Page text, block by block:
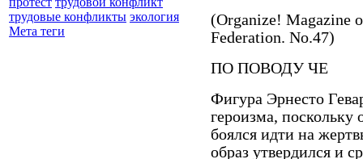
трудовые конфликты экология
Мета теги
(Organize! Magazine
Federation. No.47)
ПО ПОВОДУ ЧЕ
Фигура Эрнесто
героизма,
боялся идти на
образ утвердился и